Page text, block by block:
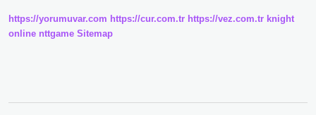
https://yorumuvar.com https://cur.com.tr https://vez.com.tr knight
online nttgame Sitemap